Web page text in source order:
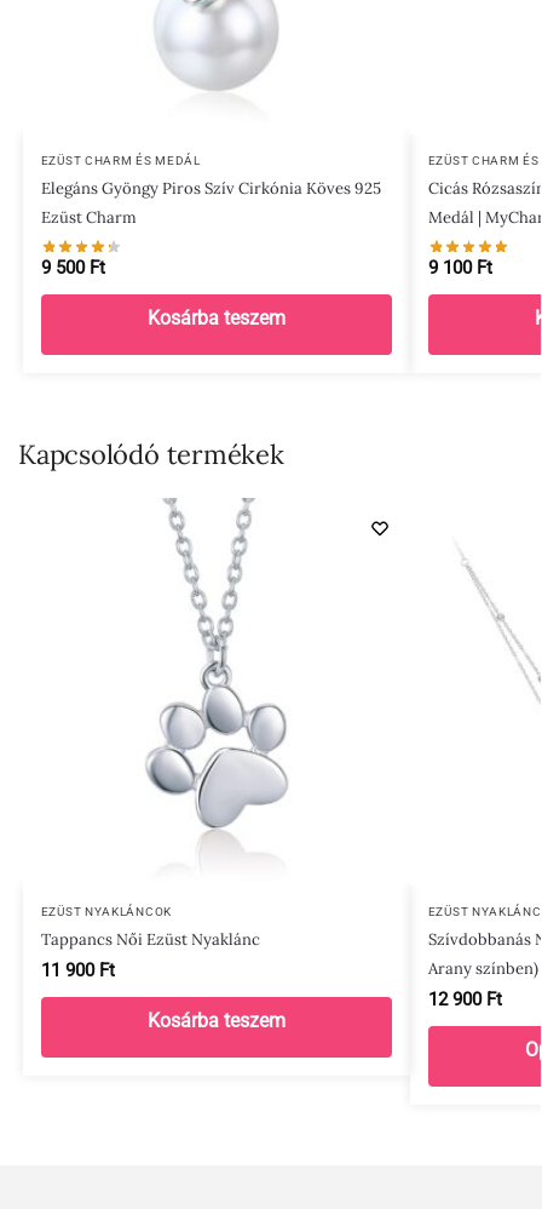
EZÜST CHARM ÉS MEDÁL
Elegáns Gyöngy Piros Szív Cirkónia Köves 925
Ezüst Charm
9 500 Ft
Kosárba teszem
EZÜST CHARM
Cicás
Medál |
9 100 Ft
Kapcsolódó termékek
EZÜST NYAKLÁNCOK
Tappancs Női Ezüst Nyaklánc
11 900 Ft
Kosárba teszem
EZÜST
Szívdobbanás
Arany színben)
12 900 Ft